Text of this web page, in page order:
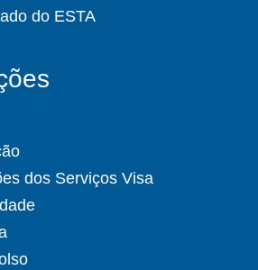
do ESTA
dos Serviços Visa